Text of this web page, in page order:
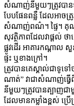
សំណាញ់នីមួយៗត្រូវបា
បែបផែនពន្លឺ ដែលអាចត្
សំណាញ់ពណ៌។ ផ្ទៃ។ គុណ
សុវត្ថិភាពដែលវាផ្តល់ ថា
ផ្លូវដើរ អាគារកណ្តាល
ផ្ទះ ឬខាងក្រៅ។
ត្រូវបានគេស្គាល់ជាទូទ
ណាត់” វាជាសំណាញ់ធ្វើ
នីមួយៗត្រូវបានត្បាញជា
ដែលមានកម្លាំងខ្ពស់ ប្រ